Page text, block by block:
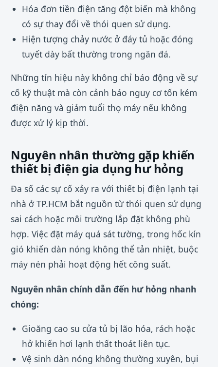
Hóa đơn tiền điện tăng đột biến mà không
có sự thay đổi về thói quen sử dụng.
Hiện tượng chảy nước ở đáy tủ hoặc đóng
tuyết dày bất thường trong ngăn đá.
Những tín hiệu này không chỉ báo động về sự
cố kỹ thuật mà còn cảnh báo nguy cơ tốn kém
điện năng và giảm tuổi thọ máy nếu không
được xử lý kịp thời.
Nguyên nhân thường gặp khiến
thiết bị điện gia dụng hư hỏng
Đa số các sự cố xảy ra với thiết bị điện lạnh tại
nhà ở TP.HCM bắt nguồn từ thói quen sử dụng
sai cách hoặc môi trường lắp đặt không phù
hợp. Việc đặt máy quá sát tường, trong hốc kín
gió khiến dàn nóng không thể tản nhiệt, buộc
máy nén phải hoạt động hết công suất.
Nguyên nhân chính dẫn đến hư hỏng nhanh
chóng:
Gioăng cao su cửa tủ bị lão hóa, rách hoặc
hở khiến hơi lạnh thất thoát liên tục.
Vệ sinh dàn nóng không thường xuyên, bụi